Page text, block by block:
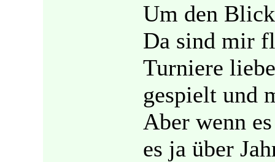
Um den
Da sind mir
Turniere
gespielt und
Aber wenn
es ja über